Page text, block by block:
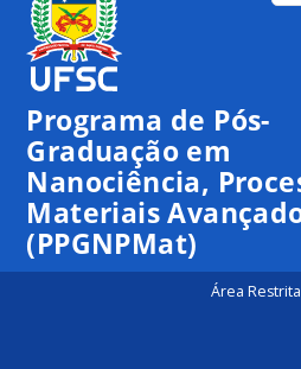
Programa de Pós-
Graduação em
Nanociência,
Materiais
(PPGNPMat)
Área Restrita
01:00